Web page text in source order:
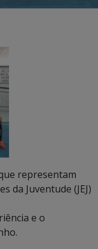
representam
da Juventude (JEJ)
e o